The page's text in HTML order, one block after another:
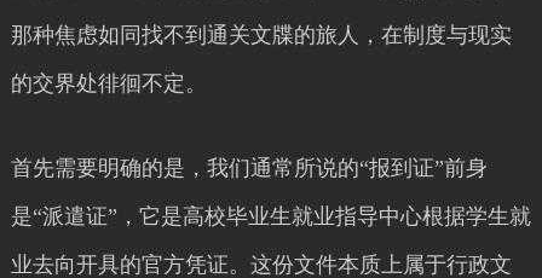
那种焦虑如同找不到通关文牒的旅人，在制度与现实
的交界处徘徊不定。
首先需要明确的是，我们通常所说的“报到证”前身
是“派遣证”，它是高校毕业生就业指导中心根据学生就
业去向开具的官方凭证。这份文件本质上属于行政文